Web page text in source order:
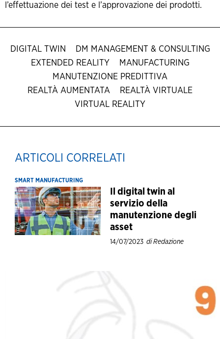
l’effettuazione dei test e l’approvazione dei prodotti.
DIGITAL TWIN
DM MANAGEMENT & CONSULTING
EXTENDED REALITY
MANUFACTURING
MANUTENZIONE PREDITTIVA
REALTÀ AUMENTATA
REALTÀ VIRTUALE
VIRTUAL REALITY
ARTICOLI CORRELATI
SMART MANUFACTURING
Il digital twin al
servizio della
manutenzione degli
asset
14/07/2023 di Redazione